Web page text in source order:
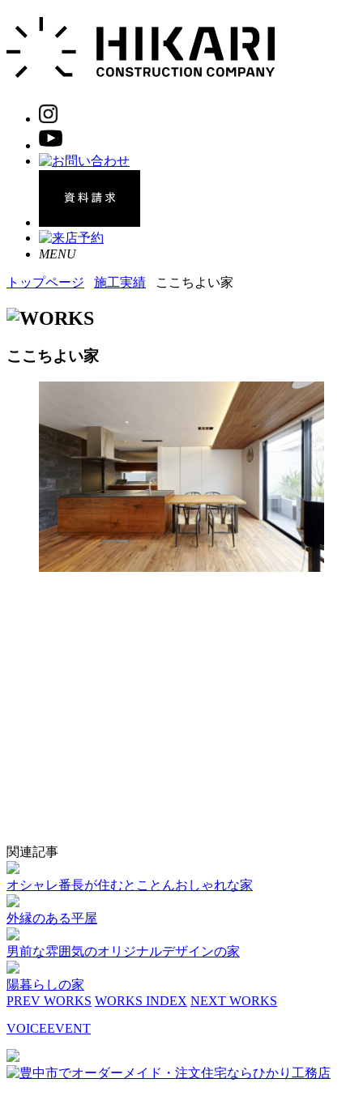
MENU
トップページ 施工実績 ここちよい家
ここちよい家
関連記事
オシャレ番長が住むとことんおしゃれな家
外縁のある平屋
男前な雰囲気のオリジナルデザインの家
陽暮らしの家
PREV WORKS WORKS INDEX NEXT WORKS
VOICEEVENT